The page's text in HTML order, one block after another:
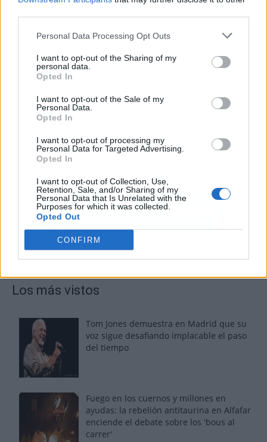
Personal Data Processing Opt Outs
I want to opt-out of the Sharing of my
personal data.
Opted In
I want to opt-out of the Sale of my
Personal Data.
Opted In
I want to opt-out of processing my
Personal Data for Targeted Advertising.
Opted In
I want to opt-out of Collection, Use,
Retention, Sale, and/or Sharing of my
Personal Data that Is Unrelated with the
Purposes for which it was collected.
Opted Out
CONFIRM
Los más vistos
Tom Jones demuestra en Madrid que su
voz sigue desafiando implacable el paso
del tiempo
Fuego en los cuernos y millones en
ayudas: la rebelión antitaurina en Alfafar
enciende el debate sobre los 'bous al
carrer'